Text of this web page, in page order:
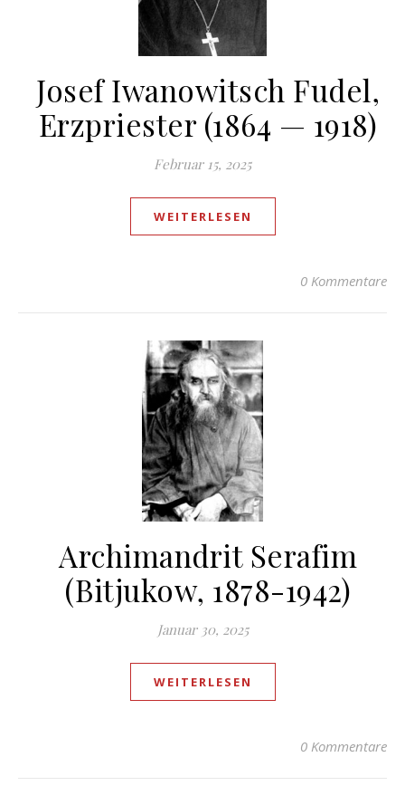
Josef Iwanowitsch Fudel,
Erzpriester (1864 — 1918)
Februar 15, 2025
WEITERLESEN
0 Kommentare
Archimandrit Serafim
(Bitjukow, 1878-1942)
Januar 30, 2025
WEITERLESEN
0 Kommentare